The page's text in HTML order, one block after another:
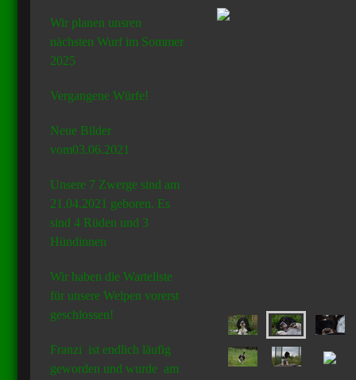
Wir planen unsren
nächsten Wurf im Sommer
2025
Vergangene Würfe!
Neue Bilder
vom03.06.2021
Unsere 7 Zwerge sind am
21.04.2021 geboren. Es
sind 4 Rüden und 3
Hündinnen
Wir haben die Warteliste
für unsere Welpen vorerst
geschlossen!
Franzi ist endlich läufig
geworden und wurde am